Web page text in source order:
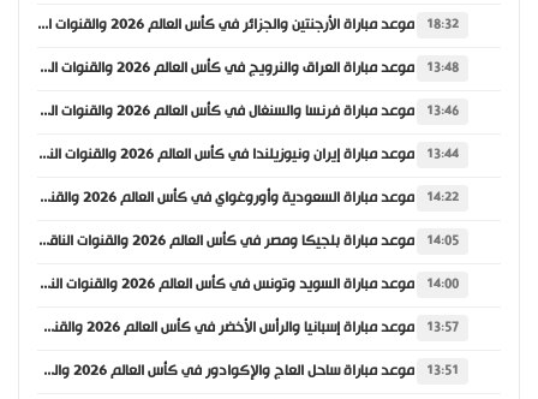
18:32 موعد مباراة الأرجنتين والجزائر في كأس العالم 2026 والقنوات الناقلة
13:48 موعد مباراة العراق والنرويج في كأس العالم 2026 والقنوات الناقلة
13:46 موعد مباراة فرنسا والسنغال في كأس العالم 2026 والقنوات الناقلة
13:44 موعد مباراة إيران ونيوزيلندا في كأس العالم 2026 والقنوات الناقلة
14:22 موعد مباراة السعودية وأوروغواي في كأس العالم 2026 والقنوات الناقلة
14:05 موعد مباراة بلجيكا ومصر في كأس العالم 2026 والقنوات الناقلة
14:00 موعد مباراة السويد وتونس في كأس العالم 2026 والقنوات الناقلة
13:57 موعد مباراة إسبانيا والرأس الأخضر في كأس العالم 2026 والقنوات الناقلة
13:51 موعد مباراة ساحل العاج والإكوادور في كأس العالم 2026 والقنوات الناقلة